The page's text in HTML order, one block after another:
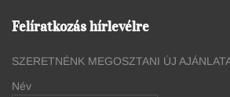
Felíratkozás hírlevélre
SZERETNÉNK MEGOSZTANI ÚJ
Név